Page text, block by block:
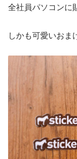
全社員パソコンに
しかも可愛いおま